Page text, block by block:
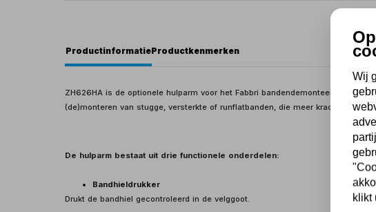
ProductinformatieProductkenmerken
ZH626HA is de optionele hulparm voor het Fabbri bandendemonteerapparaat
(de)monteren van stugge, versterkte of runflatbanden, die meer kracht en
De hulparm bestaat uit drie functionele onderdelen:
Bandhieldrukker
Drukt de bandhiel gecontroleerd in de velggoot.
Wij
klikt